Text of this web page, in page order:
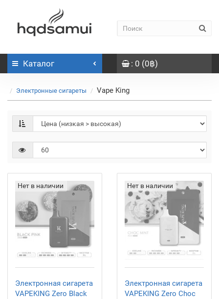
Каталог : 0 (0฿)
Электронные сигареты Vape King
Нет в наличии
Электронная сигарета
VAPEKING Zero Black
Нет в наличии
Электронная сигарета
VAPEKING Zero Choc